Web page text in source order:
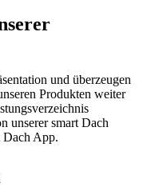
und überzeugen
Produkten weiter
unserer smart Dach
Dach App.